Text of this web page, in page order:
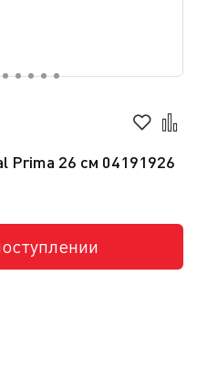
Prima 26 cм 04191926